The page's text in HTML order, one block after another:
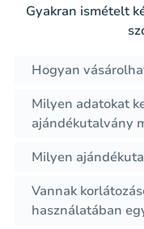
Gyakran ismételt
Hogyan
Milyen adatokat
ajándékutalvány
Milyen
Vannak
használatában